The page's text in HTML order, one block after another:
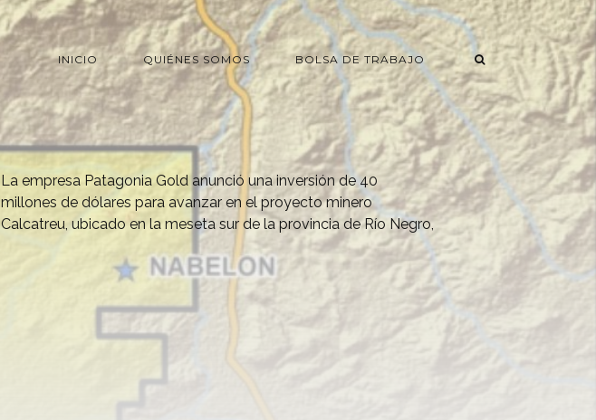
INICIO QUIÉNES SOMOS BOLSA DE TRABAJO
La empresa Patagonia Gold anunció una inversión de 40
millones de dólares para avanzar en el proyecto minero
Calcatreu, ubicado en la meseta sur de la provincia de Río Negro,